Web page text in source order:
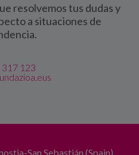
resolvemos tus dudas y
a situaciones de
123
San Sebastián (Spain)